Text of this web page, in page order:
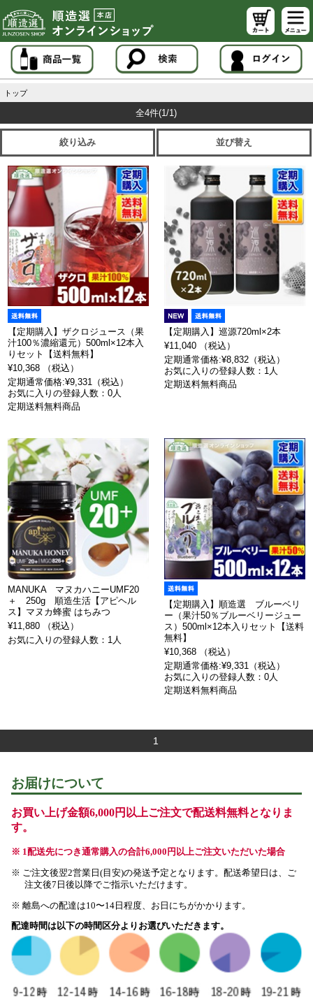
トップ
全4件(1/1)
絞り込み 並び替え
【定期購入】ザクロジュース（果
汁100％濃縮還元）500ml×12本入
りセット【送料無料】
¥10,368 （税込）
定期通常価格:¥9,331（税込）
お気に入りの登録人数：0人
定期送料無料商品
【定期購入】巡源720ml×2本
¥11,040 （税込）
定期通常価格:¥8,832（税込）
お気に入りの登録人数：1人
定期送料無料商品
MANUKA マヌカハニーUMF20
＋ 250g 順造生活【アピヘル
ス】マヌカ蜂蜜 はちみつ
¥11,880 （税込）
お気に入りの登録人数：1人
【定期購入】順造選 ブルーベリ
ー（果汁50％ブルーベリージュー
ス）500ml×12本入りセット【送料
無料】
¥10,368 （税込）
定期通常価格:¥9,331（税込）
お気に入りの登録人数：0人
定期送料無料商品
1